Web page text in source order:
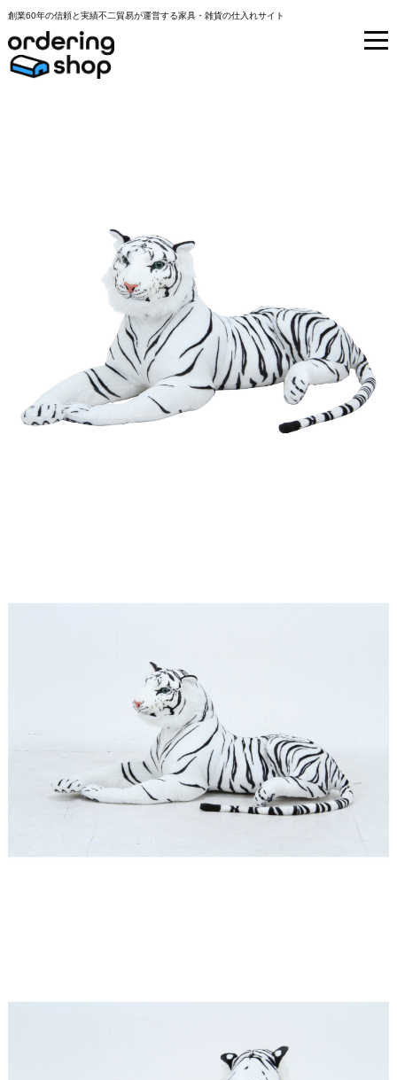
創業60年の信頼と実績不二貿易が運営する家具・雑貨の仕入れサイト